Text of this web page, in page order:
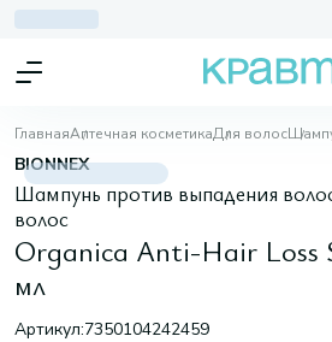
ГлавнаяАптечная косметикаДля волос
BIONNEX
Шампунь против выпадения
волос
Organica Anti-Hair Loss
мл
Артикул:7350104242459